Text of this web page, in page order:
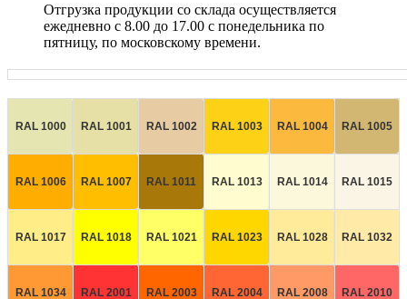
Отгрузка продукции со склада осуществляется
ежедневно с 8.00 до 17.00 с понедельника по
пятницу, по московскому времени.
RAL 1000 RAL 1001 RAL 1002 RAL 1003 RAL 1004 RAL 1005
RAL 1006 RAL 1007 RAL 1011 RAL 1013 RAL 1014 RAL 1015
RAL 1017 RAL 1018 RAL 1021 RAL 1023 RAL 1028 RAL 1032
RAL 1034 RAL 2001 RAL 2003 RAL 2004 RAL 2008 RAL 2010